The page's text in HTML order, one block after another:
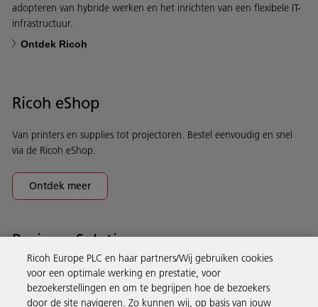
adopteren van hybride werken en het inrichten van een flexibele IT-
infrastructuur.
Ontdek Ricoh
Ricoh eShop
Van printers en supplies tot projectoren. Bestel eenvoudig en snel
via de Ricoh eShop.
Ontdek meer
Business Solutions
Producten en services
Ricoh Europe PLC en haar partners/Wij gebruiken cookies
voor een optimale werking en prestatie, voor
bezoekerstellingen en om te begrijpen hoe de bezoekers
door de site navigeren. Zo kunnen wij, op basis van jouw